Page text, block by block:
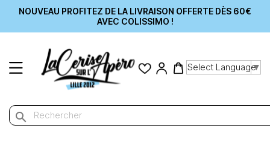
NOUVEAU PROFITEZ DE LA LIVRAISON OFFERTE DÈS 60€
AVEC COLISSIMO !
Select Language▼
search